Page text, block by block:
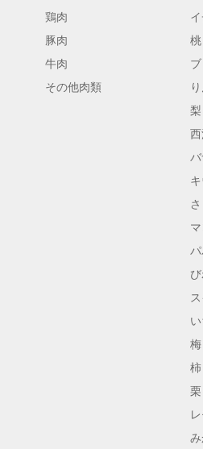
鶏肉
豚肉
牛肉
その他肉類
桃
梨
い
梅
柿
栗